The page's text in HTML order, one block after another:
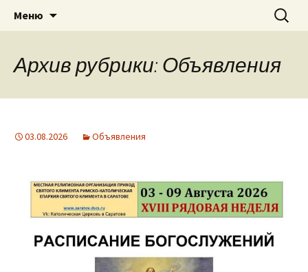
Римско-католическая
церковь в Саратове
Приход святого Климента
Меню Найти:
Архив рубрики: Объявления
03.08.2026 Объявления